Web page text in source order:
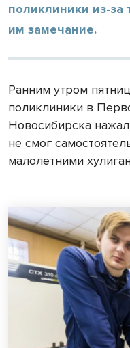
поликлиники из-за
им замечание.
Ранним утром
поликлиники в
Новосибирска
не смог
малолетними